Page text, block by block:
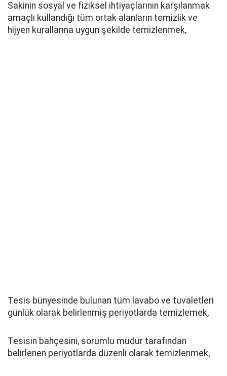
Sakinin sosyal ve fiziksel ihtiyaçlarının karşılanmak
amaçlı kullandığı tüm ortak alanların temizlik ve
hijyen kurallarına uygun şekilde temizlenmek,
Tesis bünyesinde bulunan tüm lavabo ve tuvaletleri
günlük olarak belirlenmiş periyotlarda temizlemek,
Tesisin bahçesini, sorumlu müdür tarafından
belirlenen periyotlarda düzenli olarak temizlenmek,